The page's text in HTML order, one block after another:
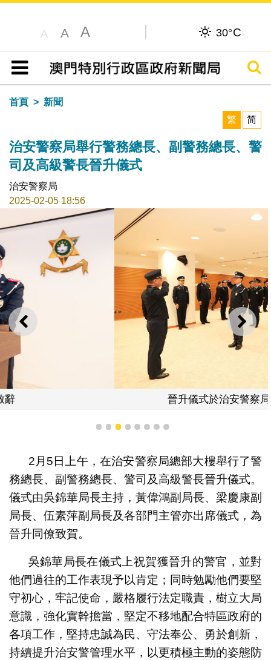
A A A 30°C
目錄
搜尋
首頁
新聞
繁
简
治安警察局舉行警務總長、副警務總長、警
司及高級警長晉升儀式
治安警察局
2025-02-05 18:56
上一則 下一
晉升儀式於治安警察局總部大樓進行
1 2 3 4 5 6 7 8
2月5日上午，在治安警察局總部大樓舉行了警
務總長、副警務總長、警司及高級警長晉升儀式。
儀式由吳錦華局長主持，黃偉鴻副局長、梁慶康副
局長、伍素萍副局長及各部門主管亦出席儀式，為
晉升同僚致賀。
吳錦華局長在儀式上祝賀獲晉升的警官，並對
他們過往的工作表現予以肯定；同時勉勵他們要堅
守初心，牢記使命，嚴格履行法定職責，樹立大局
意識，強化實幹擔當，堅定不移地配合特區政府的
各項工作，堅持忠誠為民、守法奉公、勇於創新，
持續提升治安警管理水平，以更積極主動的姿態防